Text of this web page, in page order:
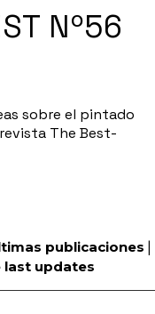
Nº56
sobre el pintado
The Best-
publicaciones |
last updates